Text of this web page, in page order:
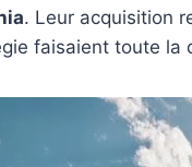
. Leur acquisition
faisaient toute la